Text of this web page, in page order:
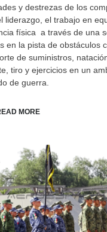
y destrezas de los
liderazgo, el trabajo en
física a través de una
en la pista de obstáculos
de suministros,
tiro y ejercicios en un
de guerra.
MORE